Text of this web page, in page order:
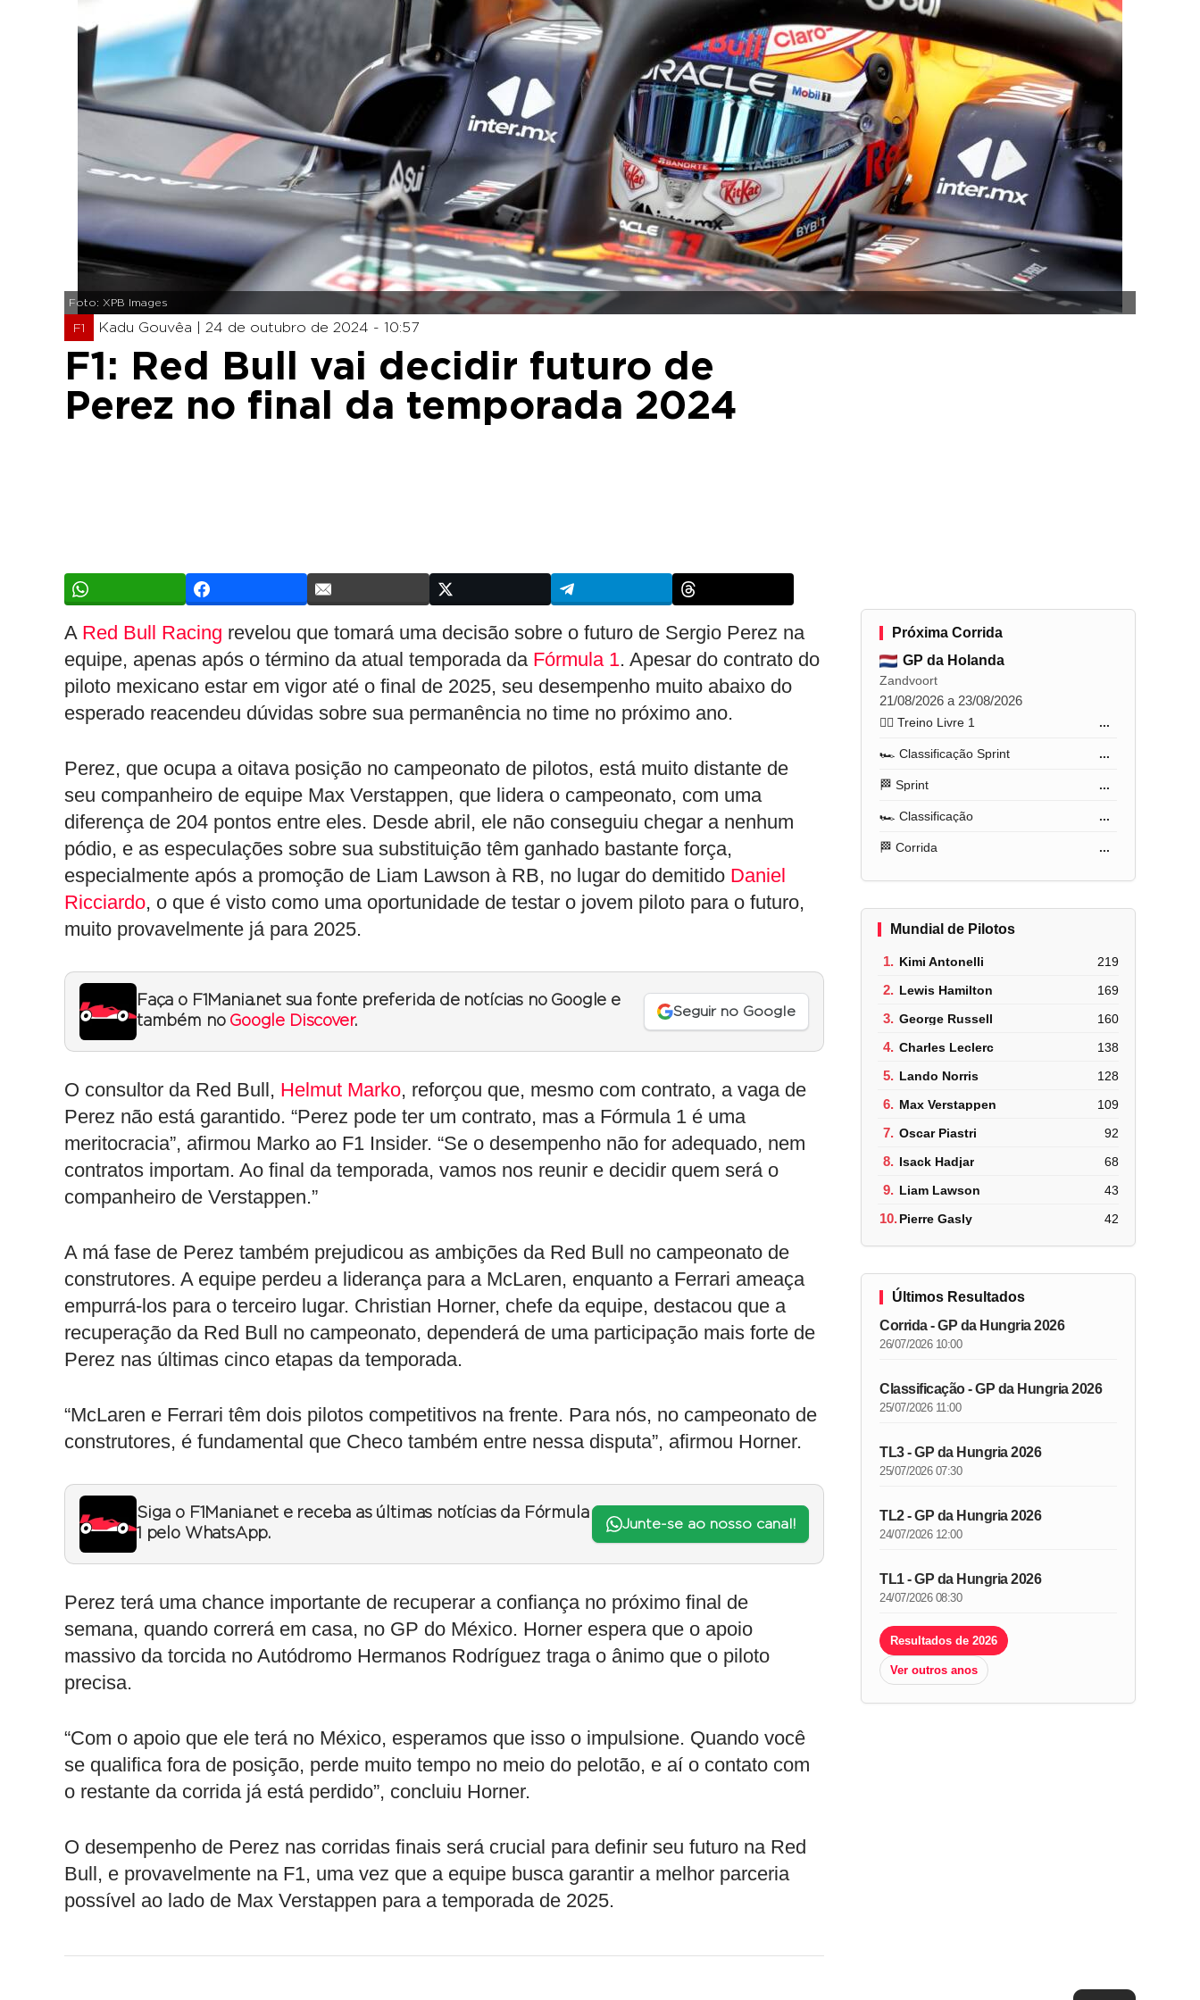
Foto: XPB Images
F1 Kadu Gouvêa | 24 de outubro de 2024 - 10:57
F1: Red Bull vai decidir futuro de
Perez no final da temporada 2024
A Red Bull Racing revelou que tomará uma decisão sobre o futuro de Sergio Perez na
equipe, apenas após o término da atual temporada da Fórmula 1. Apesar do contrato do
piloto mexicano estar em vigor até o final de 2025, seu desempenho muito abaixo do
esperado reacendeu dúvidas sobre sua permanência no time no próximo ano.
Perez, que ocupa a oitava posição no campeonato de pilotos, está muito distante de
seu companheiro de equipe Max Verstappen, que lidera o campeonato, com uma
diferença de 204 pontos entre eles. Desde abril, ele não conseguiu chegar a nenhum
pódio, e as especulações sobre sua substituição têm ganhado bastante força,
especialmente após a promoção de Liam Lawson à RB, no lugar do demitido Daniel
Ricciardo, o que é visto como uma oportunidade de testar o jovem piloto para o futuro,
muito provavelmente já para 2025.
Faça o F1Mania.net sua fonte preferida de notícias no Google e
também no Google Discover.
Seguir no Google
O consultor da Red Bull, Helmut Marko, reforçou que, mesmo com contrato, a vaga de
Perez não está garantido. “Perez pode ter um contrato, mas a Fórmula 1 é uma
meritocracia”, afirmou Marko ao F1 Insider. “Se o desempenho não for adequado, nem
contratos importam. Ao final da temporada, vamos nos reunir e decidir quem será o
companheiro de Verstappen.”
A má fase de Perez também prejudicou as ambições da Red Bull no campeonato de
construtores. A equipe perdeu a liderança para a McLaren, enquanto a Ferrari ameaça
empurrá-los para o terceiro lugar. Christian Horner, chefe da equipe, destacou que a
recuperação da Red Bull no campeonato, dependerá de uma participação mais forte de
Perez nas últimas cinco etapas da temporada.
“McLaren e Ferrari têm dois pilotos competitivos na frente. Para nós, no campeonato de
construtores, é fundamental que Checo também entre nessa disputa”, afirmou Horner.
Siga o F1Mania.net e receba as últimas notícias da Fórmula
1 pelo WhatsApp.
Junte-se ao nosso canal!
Perez terá uma chance importante de recuperar a confiança no próximo final de
semana, quando correrá em casa, no GP do México. Horner espera que o apoio
massivo da torcida no Autódromo Hermanos Rodríguez traga o ânimo que o piloto
precisa.
“Com o apoio que ele terá no México, esperamos que isso o impulsione. Quando você
se qualifica fora de posição, perde muito tempo no meio do pelotão, e aí o contato com
o restante da corrida já está perdido”, concluiu Horner.
O desempenho de Perez nas corridas finais será crucial para definir seu futuro na Red
Bull, e provavelmente na F1, uma vez que a equipe busca garantir a melhor parceria
possível ao lado de Max Verstappen para a temporada de 2025.
Próxima Corrida
GP da Holanda
Zandvoort
21/08/2026 a 23/08/2026
🏋️‍♂️ Treino Livre 1 ...
🏎️ Classificação Sprint ...
🏁 Sprint ...
🏎️ Classificação ...
🏁 Corrida ...
Mundial de Pilotos
1. Kimi Antonelli 219
2. Lewis Hamilton 169
3. George Russell 160
4. Charles Leclerc 138
5. Lando Norris 128
6. Max Verstappen 109
7. Oscar Piastri 92
8. Isack Hadjar 68
9. Liam Lawson 43
10.Pierre Gasly 42
Últimos Resultados
Corrida - GP da Hungria 2026
26/07/2026 10:00
Classificação - GP da Hungria 2026
25/07/2026 11:00
TL3 - GP da Hungria 2026
25/07/2026 07:30
TL2 - GP da Hungria 2026
24/07/2026 12:00
TL1 - GP da Hungria 2026
24/07/2026 08:30
Resultados de 2026
Ver outros anos